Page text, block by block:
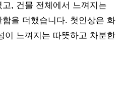
, 건물 전체에서 느껴지는
을 더했습니다. 첫인상은 화
이 느껴지는 따뜻하고 차분한